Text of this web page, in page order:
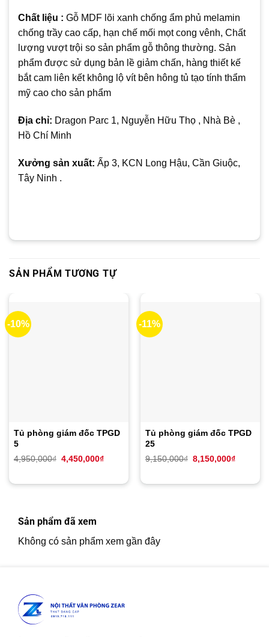
Chất liệu : Gỗ MDF lõi xanh chống ẩm phủ melamin
chống trầy cao cấp, hạn chế mối mọt cong vênh, Chất
lượng vượt trội so sản phẩm gỗ thông thường. Sản
phẩm được sử dụng bản lề giảm chấn, hàng thiết kế
bắt cam liên kết không lộ vít bên hông tủ tạo tính thẩm
mỹ cao cho sản phẩm
Địa chỉ: Dragon Parc 1, Nguyễn Hữu Thọ , Nhà Bè ,
Hồ Chí Minh
Xưởng sản xuất: Ấp 3, KCN Long Hậu, Cần Giuộc,
Tây Ninh .
SẢN PHẨM TƯƠNG TỰ
-10%
Tủ phòng giám đốc TPGD
5
4,950,000₫ Giá
4,950,000₫.
4,450,000₫Giá
là:
-11%
Tủ phòng giám đốc TPGD
25
9,150,000₫ Giá
9,150,000₫.
8,150,000₫Giá
là:
Sản phẩm đã xem
Không có sản phẩm xem gần đây